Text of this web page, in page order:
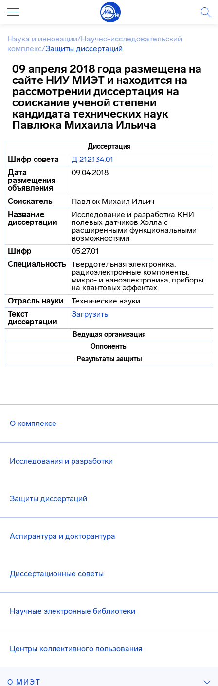
О комплексе
Исследования и разработки
Защиты диссертаций
Аспирантура и докторантура
Диссертационные советы
Научные электронные библиотеки
Центры коллективного пользования
Наука и инновации/Научно-исследовательский
комплекс/Защиты диссертаций
09 апреля 2018 года размещена на
сайте НИУ МИЭТ и находится на
рассмотрении диссертация на
соискание ученой степени
кандидата технических наук
Павлюка Михаила Ильича
Диссертация
Шифр совета
Д 212.134.01
Дата
размещения
объявления
09.04.2018
Соискатель
Павлюк Михаил Ильич
Название
диссертации
Исследование и разработка КНИ
полевых датчиков Холла с
расширенными функциональными
возможностями
Шифр
05.27.01
Специальность Твердотельная электроника,
радиоэлектронные компоненты,
микро- и наноэлектроника, приборы
на квантовых эффектах
Отрасль науки
Технические науки
Текст
диссертации
Загрузить
Ведущая организация
Оппоненты
Результаты защиты
О МИЭТ